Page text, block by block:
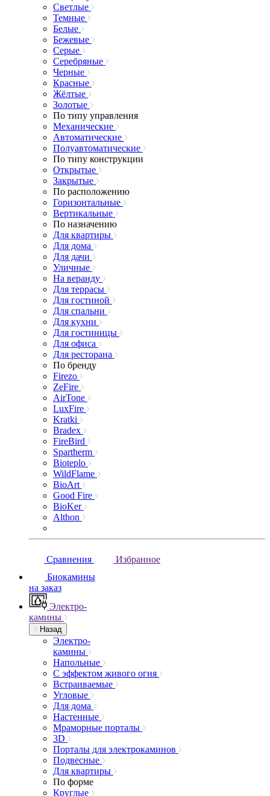
Светлые
Темные
Белые
Бежевые
Серые
Серебряные
Черные
Красные
Жёлтые
Золотые
По типу управления
Механические
Автоматические
Полуавтоматические
По типу конструкции
Открытые
Закрытые
По расположению
Горизонтальные
Вертикальные
По назначению
Для квартиры
Для дома
Для дачи
Уличные
На веранду
Для террасы
Для гостиной
Для спальни
Для кухни
Для гостиницы
Для офиса
Для ресторана
По бренду
Firezo
ZeFire
AirTone
LuxFire
Kratki
Bradex
FireBird
Spartherm
Bioteplo
WildFlame
BioArt
Good Fire
BioKer
Althon
Сравнения
Избранное
Биокамины
на заказ
Электро-
камины
Назад
Электро-
камины
Напольные
С эффектом живого огня
Встраиваемые
Угловые
Для дома
Настенные
Мраморные порталы
3D
Порталы для электрокаминов
Подвесные
Для квартиры
По форме
Круглые